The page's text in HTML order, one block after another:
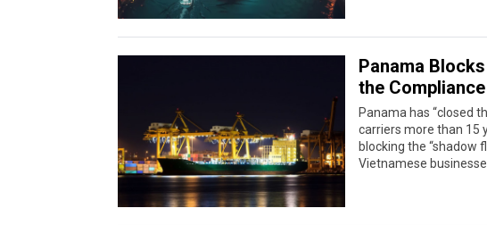
Panama
the
Panama has “closed
carriers more than 15
blocking the “shadow
Vietnamese